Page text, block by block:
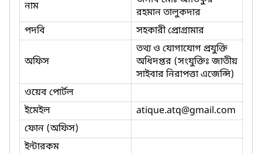
নাম
রহমান তালুকদার
পদবি
সহকারী প্রোগ্রামার
অফিস
তথ্য ও যোগাযোগ প্রযুক্তি
অধিদপ্তর (সংযুক্তিঃ জাতীয়
সাইবার নিরাপত্তা এজেন্সি)
ওয়েব পোর্টল
ইমেইল
atique.atq@gmail.com
ফোন (অফিস)
ইন্টারকম